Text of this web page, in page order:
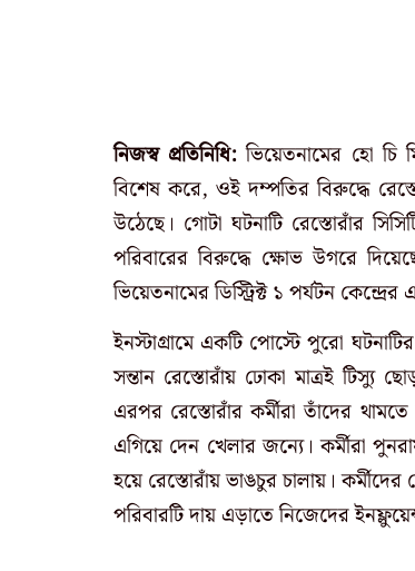
নিজস্ব প্রতিনিধি:ভিয়েতনামের হো চি
বিশেষ করে,ওই দম্পতির বিরুদ্ধে
উঠেছে। গোটা ঘটনাটি রেস্তোরাঁর
পরিবারের বিরুদ্ধে ক্ষোভ উগরে
ভিয়েতনামের ডিস্ট্রিক্ট ১ পর্যটন
ইনস্টাগ্রামে একটি পোস্টে পুরো
সন্তান রেস্তোরাঁয় ঢোকা মাত্রই টিস্যু
এরপর রেস্তোরাঁর কর্মীরা তাঁদের
এগিয়ে দেন খেলার জন্যে। কর্মীরা
হয়ে রেস্তোরাঁয় ভাঙচুর চালায়।
পরিবারটি দায় এড়াতে নিজেদের